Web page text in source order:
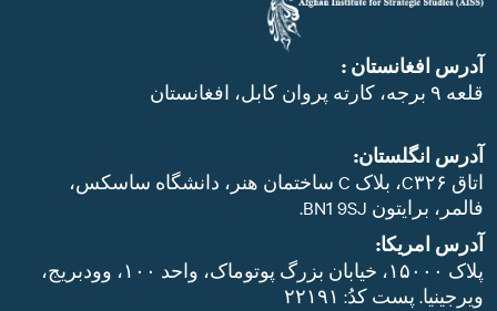
آدرس افغانستان :
قلعه ۹ برجه، کارته پروان کابل، افغانستان
آدرس انگلستان:
اتاق C۳۲۶، بلاک C ساختمان هنر، دانشگاه ساسکس،
فالمر، برایتون BN1 9SJ.
آدرس امریکا:
پلاک ۱۵۰۰۰، خیابان بزرگ پوتوماک، واحد ۱۰۰، وودبریج،
ویرجینیا. پست‌ کدُ: ۲۲۱۹۱